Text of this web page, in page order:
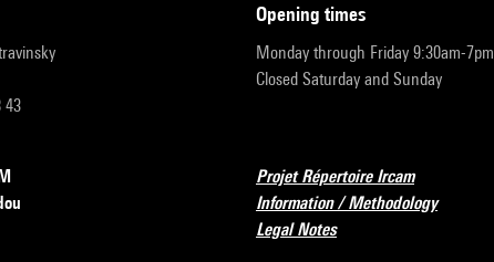
43
opening times
Monday through Friday 9:30am-7pm
Closed Saturday and Sunday
Projet Répertoire Ircam
Information / Methodology
Legal Notes